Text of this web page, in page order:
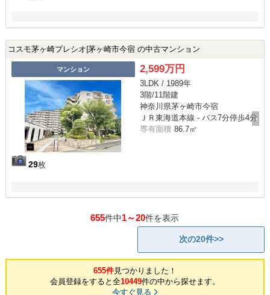
コスモ茅ヶ崎プレシオ|茅ヶ崎市今宿 の中古マンション
マンション
29枚
2,599万円
3LDK / 1989年
3階/11階建
神奈川県茅ヶ崎市今宿
ＪＲ東海道本線 - バス7分停歩4分
専有面積 86.7㎡
655件中1～20件を表示
次の20件>>
655件見つかりました！
会員登録をすると全10449件の中から探せます。
今すぐ見る